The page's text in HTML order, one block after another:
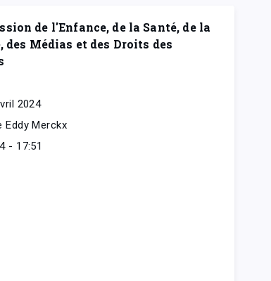
de l'Enfance, de la Santé, de la
des Médias et des Droits des
2024
Eddy Merckx
- 17:51